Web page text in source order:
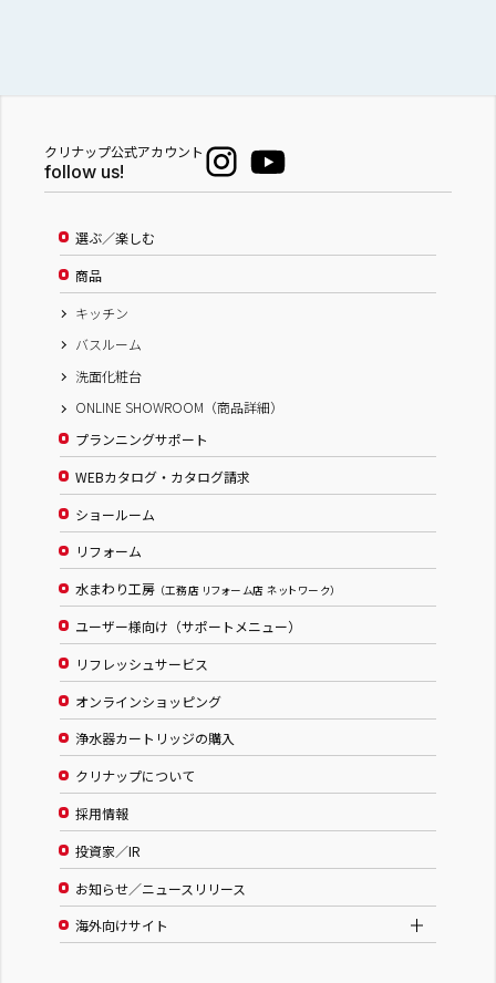
クリナップ公式アカウント
follow us!
選ぶ／楽しむ
商品
キッチン
バスルーム
洗面化粧台
ONLINE SHOWROOM（商品詳細）
プランニングサポート
WEBカタログ・カタログ請求
ショールーム
リフォーム
水まわり工房 （工務店 リフォーム店 ネットワーク）
ユーザー様向け（サポートメニュー）
リフレッシュサービス
オンラインショッピング
浄水器カートリッジの購入
クリナップについて
採用情報
投資家／IR
お知らせ／ニュースリリース
海外向けサイト